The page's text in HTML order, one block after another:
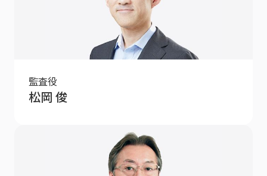
監査役
松岡 俊